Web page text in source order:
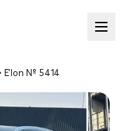
E'lon № 5414